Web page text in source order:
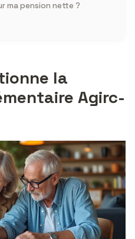
ma pension nette ?
la
Agirc-